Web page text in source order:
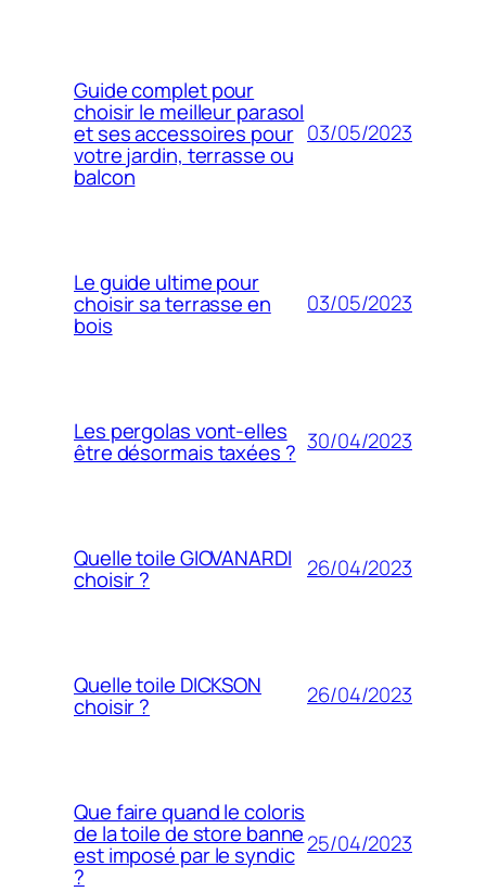
Guide complet pour
choisir le meilleur parasol
et ses accessoires pour
votre jardin, terrasse ou
balcon
03/05/2023
Le guide ultime pour
choisir sa terrasse en
bois
03/05/2023
Les pergolas vont-elles
être désormais taxées ? 30/04/2023
Quelle toile GIOVANARDI
choisir ? 26/04/2023
Quelle toile DICKSON
choisir ? 26/04/2023
Que faire quand le coloris
de la toile de store banne
est imposé par le syndic
?
25/04/2023